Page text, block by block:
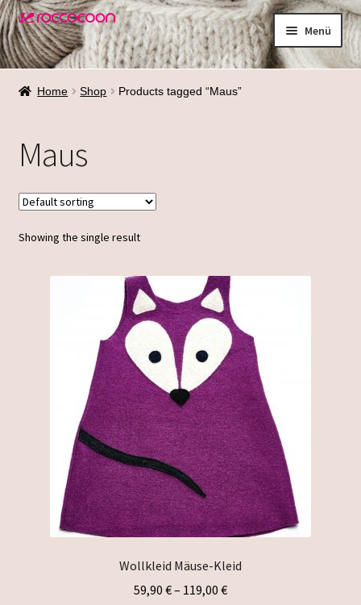
Zur
Navigation
springen
Zum
Inhalt
springen
Menü
Shop
Waschen
Größenfinder
Über mich
Home Shop Products tagged “Maus”
Maus
Showing the single result
Wollkleid Mäuse-Kleid
59,90 €– 119,00 €